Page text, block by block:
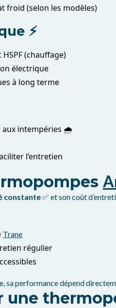
froid (selon les modèles)
⚡
(chauffage)
électrique
à long terme
aux intempéries 🌧️
l’entretien
constante✅ et son coût
Trane
régulier
sa performance dépend
une